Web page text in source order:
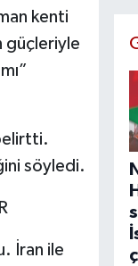
kenti
güçleriyle
söyledi.
İran ile